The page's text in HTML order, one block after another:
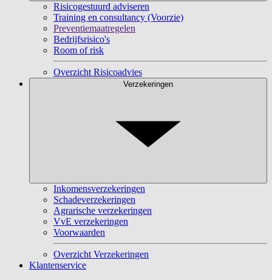
Risicogestuurd adviseren
Training en consultancy (Voorzie)
Preventiemaatregelen
Bedrijfsrisico's
Room of risk
Overzicht Risicoadvies
Verzekeringen
Inkomensverzekeringen
Schadeverzekeringen
Agrarische verzekeringen
VvE verzekeringen
Voorwaarden
Overzicht Verzekeringen
Klantenservice